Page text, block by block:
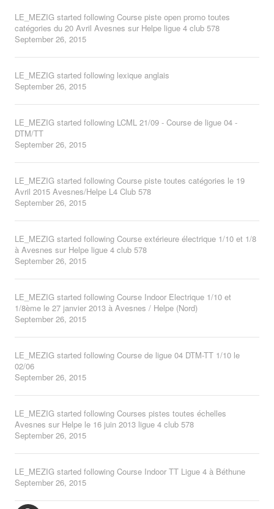
LE_MEZIG started following Course piste open promo toutes
catégories du 20 Avril Avesnes sur Helpe ligue 4 club 578
September 26, 2015
LE_MEZIG started following lexique anglais
September 26, 2015
LE_MEZIG started following LCML 21/09 - Course de ligue 04 -
DTM/TT
September 26, 2015
LE_MEZIG started following Course piste toutes catégories le 19
Avril 2015 Avesnes/Helpe L4 Club 578
September 26, 2015
LE_MEZIG started following Course extérieure électrique 1/10 et 1/8
à Avesnes sur Helpe ligue 4 club 578
September 26, 2015
LE_MEZIG started following Course Indoor Electrique 1/10 et
1/8ème le 27 janvier 2013 à Avesnes / Helpe (Nord)
September 26, 2015
LE_MEZIG started following Course de ligue 04 DTM-TT 1/10 le
02/06
September 26, 2015
LE_MEZIG started following Courses pistes toutes échelles
Avesnes sur Helpe le 16 juin 2013 ligue 4 club 578
September 26, 2015
LE_MEZIG started following Course Indoor TT Ligue 4 à Béthune
September 26, 2015